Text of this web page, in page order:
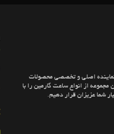
نماینده اصلی و تخصصی محصولات
مجموعه از انواع ساعت گارمین را با
شما عزیزان قرار دهیم.